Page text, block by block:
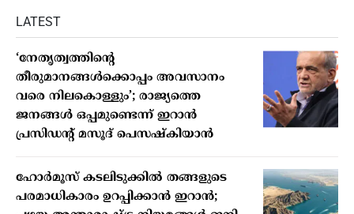
LATEST
‘നേതൃത്വത്തിന്റെ
തീരുമാനങ്ങൾക്കൊപ്പം അവസാനം
വരെ നിലകൊള്ളും’; രാജ്യത്തെ
ജനങ്ങൾ ഒപ്പമുണ്ടെന്ന് ഇറാൻ
പ്രസിഡന്റ് മസൂദ് പെസഷ്കിയാൻ
ഹോർമൂസ് കടലിടുക്കിൽ തങ്ങളുടെ
പരമാധികാരം ഉറപ്പിക്കാൻ ഇറാൻ;